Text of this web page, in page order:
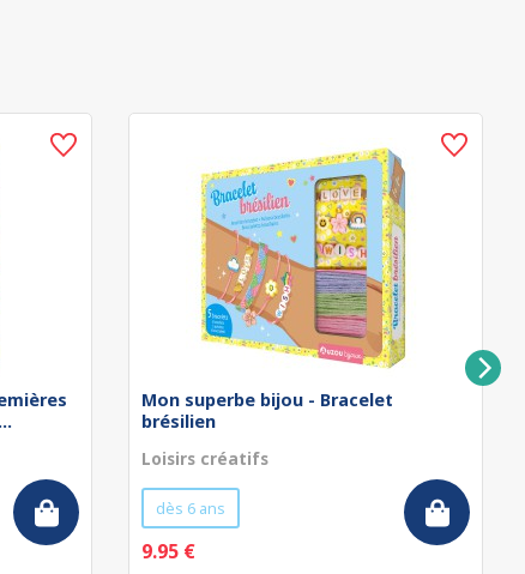
Mon superbe bijou - Bracelet
brésilien
Loisirs créatifs
dès 6 ans
9.95 €